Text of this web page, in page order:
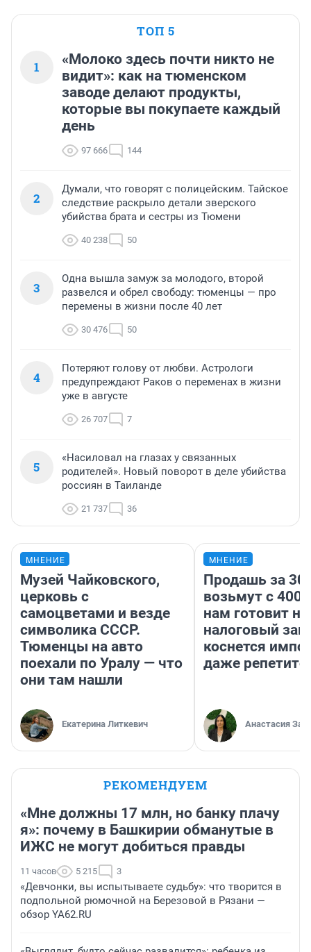
ТОП 5
1
«Молоко здесь почти никто не
видит»: как на тюменском
заводе делают продукты,
которые вы покупаете каждый
день
97 666 144
2
Думали, что говорят с полицейским. Тайское
следствие раскрыло детали зверского
убийства брата и сестры из Тюмени
40 238 50
3
Одна вышла замуж за молодого, второй
развелся и обрел свободу: тюменцы — про
перемены в жизни после 40 лет
30 476 50
4
Потеряют голову от любви. Астрологи
предупреждают Раков о переменах в жизни
уже в августе
26 707 7
5
«Насиловал на глазах у связанных
родителей». Новый поворот в деле убийства
россиян в Таиланде
21 737 36
МНЕНИЕ
Музей Чайковского,
церковь с
самоцветами и везде
символика СССР.
Тюменцы на авто
поехали по Уралу — что
они там нашли
Екатерина Литкевич
МНЕНИЕ
Продашь за
возьмут с
нам готовит
налоговый
коснется
даже
Анастасия
РЕКОМЕНДУЕМ
«Мне должны 17 млн, но банку плачу
я»: почему в Башкирии обманутые в
ИЖС не могут добиться правды
11 часов 5 215 3
«Девчонки, вы испытываете судьбу»: что творится в
подпольной рюмочной на Березовой в Рязани —
обзор YA62.RU